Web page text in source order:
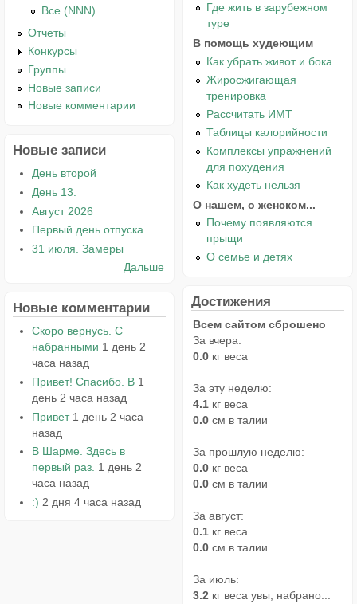
Все (NNN)
Отчеты
Конкурсы
Группы
Новые записи
Новые комментарии
Новые записи
День второй
День 13.
Август 2026
Первый день отпуска.
31 июля. Замеры
Дальше
Новые комментарии
Скоро вернусь. С
набранными 1 день 2
часа назад
Привет! Спасибо. В 1
день 2 часа назад
Привет 1 день 2 часа
назад
В Шарме. Здесь в
первый раз. 1 день 2
часа назад
:) 2 дня 4 часа назад
Где жить в зарубежном
туре
В помощь худеющим
Как убрать живот и бока
Жиросжигающая
тренировка
Рассчитать ИМТ
Таблицы калорийности
Комплексы упражнений
для похудения
Как худеть нельзя
О нашем, о женском...
Почему появляются
прыщи
О семье и детях
Достижения
Всем сайтом сброшено
За вчера:
0.0 кг веса
За эту неделю:
4.1 кг веса
0.0 см в талии
За прошлую неделю:
0.0 кг веса
0.0 см в талии
За август:
0.1 кг веса
0.0 см в талии
За июль:
3.2 кг веса увы, набрано...